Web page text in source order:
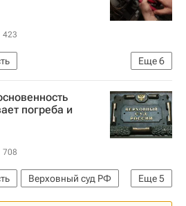
423
Еще6
Москва
Москвы
погреба и
708
Еще5
Верховный суд РФ
Суды